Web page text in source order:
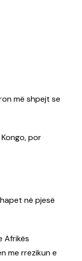
më shpejt se
por
në pjesë
Afrikës
me rrezikun e